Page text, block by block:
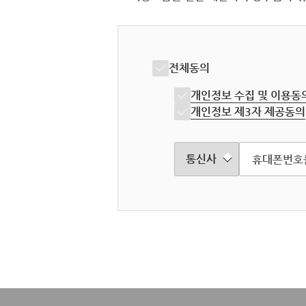
전체동의
개인정보 수집 및 이용동
개인정보 제3자 제공동의